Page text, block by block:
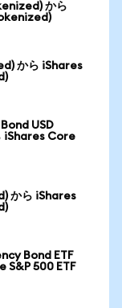
から
から iShares
USD
iShares Core
から iShares
Bond ETF
S&P 500 ETF